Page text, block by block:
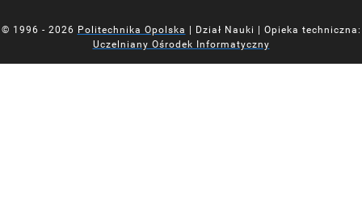
© 1996 - 2026 Politechnika Opolska
| Dział Nauki | Opieka techniczna:
Uczelniany Ośrodek Informatyczny